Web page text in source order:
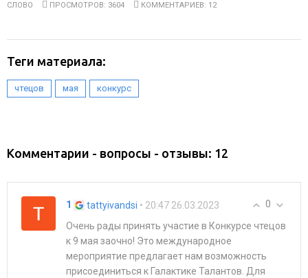
СЛОВО
ПРОСМОТРОВ: 3604 КОММЕНТАРИЕВ: 12
Теги материала:
чтецов мая конкурс
Комментарии - вопросы - отзывы: 12
0
1 tattyivandsi • 20:47 26.03.2023
Очень рады принять участие в Конкурсе чтецов
к 9 мая заочно! Это международное
мероприятие предлагает нам возможность
присоединиться к Галактике Талантов. Для